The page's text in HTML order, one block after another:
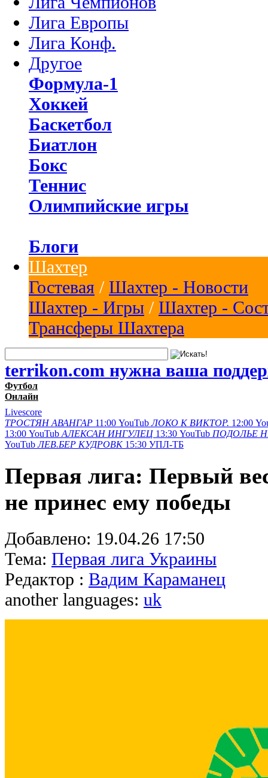
Лига Европы
Лига Конф.
Другое
Формула-1
Хоккей
Баскетбол
Биатлон
Бокс
Теннис
Олимпийские игры
Блоги
Шахтер
Гостевая / Шахтер - Новости
Шахтер - Игры / Шахтер -
Трансферы Шахтера
terrikon.com нужна ваша
Футбол
Онлайн
Livescore
ТРОСТЯН АВАНГАР 11:00 YouTub ЛОКО К ВИКТОР. 12:00
13:00 YouTub АЛЕКСАН ИНГУЛЕЦ 13:30 YouTub ПОДОЛЬЕ
YouTub ЛЕВ.БЕР КУДРОВК 15:30 УПЛ-ТБ
Первая лига: Первый
не принес ему победы
Добавлено: 19.04.26 17:50
Тема: Первая лига Украины
Редактор : Вадим Караманец
another languages: uk